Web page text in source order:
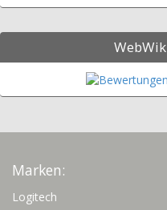
Marken:
Logitech